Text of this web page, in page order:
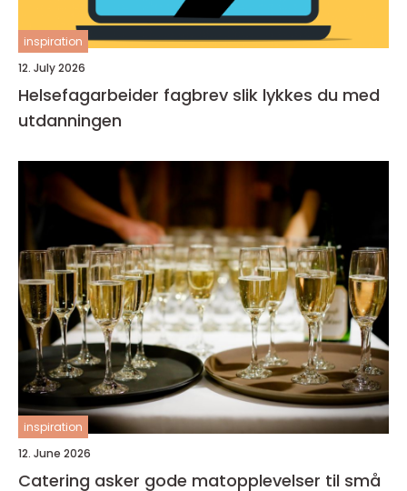
inspiration
12. July 2026
Helsefagarbeider fagbrev slik lykkes du med
utdanningen
inspiration
12. June 2026
Catering asker gode matopplevelser til små